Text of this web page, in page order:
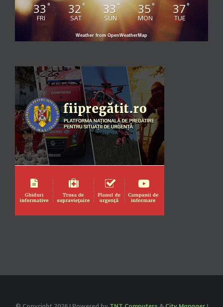
33 °
FRI
32°
SAT
33°
SUN
35°
MON
37°
TUE
Weather from OpenWeatherMap